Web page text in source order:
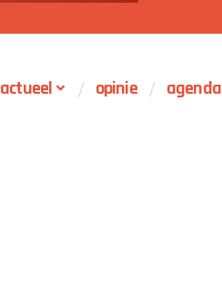
actueel opinie agenda